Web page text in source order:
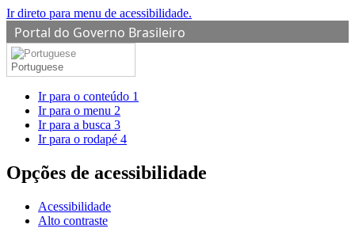
Ir direto para menu de acessibilidade.
Portal do Governo Brasileiro
Portuguese
Ir para o conteúdo 1
Ir para o menu 2
Ir para a busca 3
Ir para o rodapé 4
Opções de acessibilidade
Acessibilidade
Alto contraste